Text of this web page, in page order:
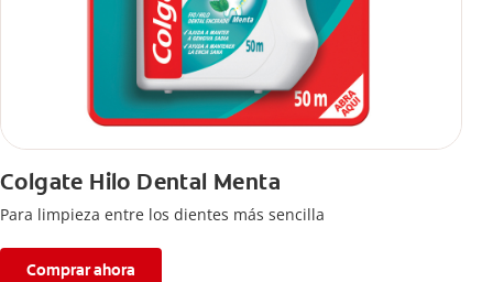
Colgate Hilo Dental Menta
Para limpieza entre los dientes más sencilla
Comprar ahora